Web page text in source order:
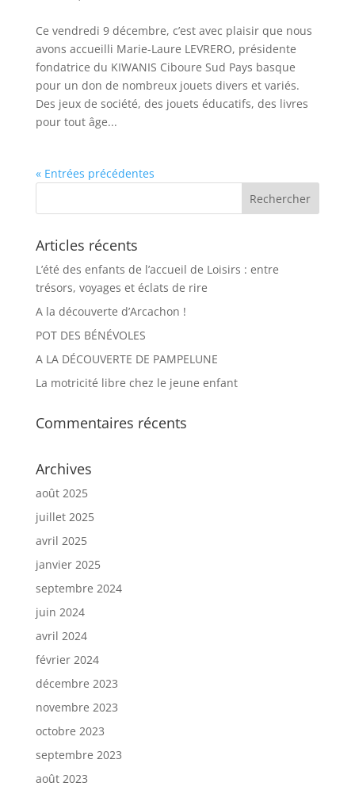
Ce vendredi 9 décembre, c’est avec plaisir que nous
avons accueilli Marie-Laure LEVRERO, présidente
fondatrice du KIWANIS Ciboure Sud Pays basque
pour un don de nombreux jouets divers et variés.
Des jeux de société, des jouets éducatifs, des livres
pour tout âge...
« Entrées précédentes
Articles récents
L’été des enfants de l’accueil de Loisirs : entre
trésors, voyages et éclats de rire
A la découverte d’Arcachon !
POT DES BÉNÉVOLES
A LA DÉCOUVERTE DE PAMPELUNE
La motricité libre chez le jeune enfant
Commentaires récents
Archives
août 2025
juillet 2025
avril 2025
janvier 2025
septembre 2024
juin 2024
avril 2024
février 2024
décembre 2023
novembre 2023
octobre 2023
septembre 2023
août 2023